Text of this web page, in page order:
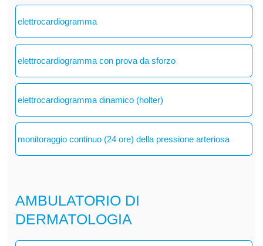
elettrocardiogramma
elettrocardiogramma con prova da sforzo
elettrocardiogramma dinamico (holter)
monitoraggio continuo (24 ore) della pressione arteriosa
AMBULATORIO DI
DERMATOLOGIA